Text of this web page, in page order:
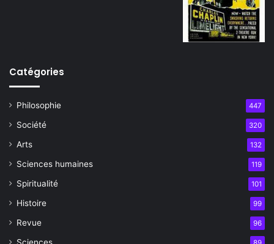
Catégories
Philosophie 447
Société 320
Arts 132
Sciences humaines 119
Spiritualité 101
Histoire 99
Revue 96